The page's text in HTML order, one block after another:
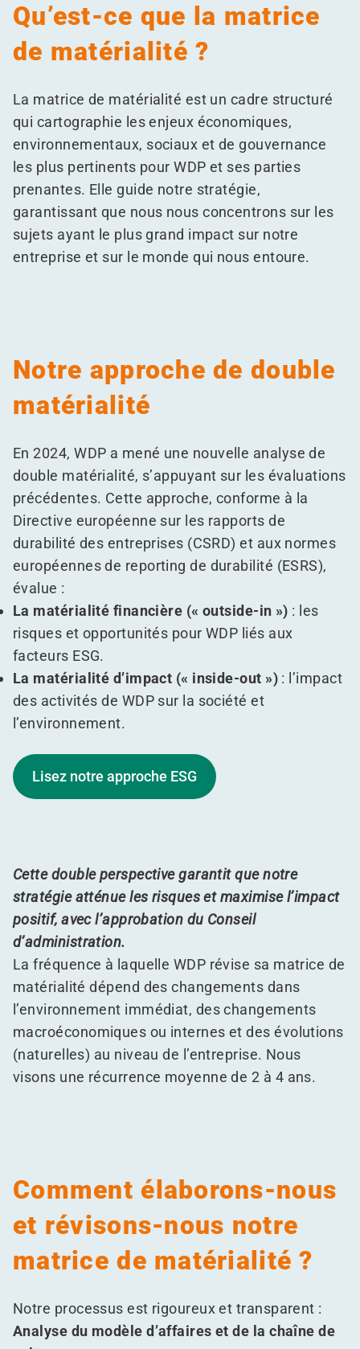
Qu’est-ce que la matrice
de matérialité ?
La matrice de matérialité est un cadre structuré
qui cartographie les enjeux économiques,
environnementaux, sociaux et de gouvernance
les plus pertinents pour WDP et ses parties
prenantes. Elle guide notre stratégie,
garantissant que nous nous concentrons sur les
sujets ayant le plus grand impact sur notre
entreprise et sur le monde qui nous entoure.
Notre approche de double
matérialité
En 2024, WDP a mené une nouvelle analyse de
double matérialité, s’appuyant sur les évaluations
précédentes. Cette approche, conforme à la
Directive européenne sur les rapports de
durabilité des entreprises (CSRD) et aux normes
européennes de reporting de durabilité (ESRS),
évalue :
La matérialité financière (« outside-in ») : les
risques et opportunités pour WDP liés aux
facteurs ESG.
La matérialité d’impact (« inside-out ») : l’impact
des activités de WDP sur la société et
l’environnement.
Lisez notre approche ESG
Cette double perspective garantit que notre
stratégie atténue les risques et maximise l’impact
positif, avec l’approbation du Conseil
d’administration.
La fréquence à laquelle WDP révise sa matrice de
matérialité dépend des changements dans
l’environnement immédiat, des changements
macroéconomiques ou internes et des évolutions
(naturelles) au niveau de l’entreprise. Nous
visons une récurrence moyenne de 2 à 4 ans.
Comment élaborons-nous
et révisons-nous notre
matrice de matérialité ?
Notre processus est rigoureux et transparent :
Analyse du modèle d’affaires et de la chaîne de